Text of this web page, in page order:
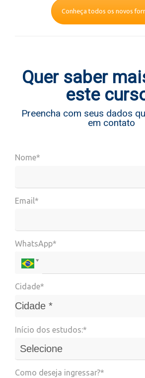
Conheça todos os novos
Quer saber
este
Preencha com seus dados
em contato
Nome*
Email*
WhatsApp*
Cidade*
Cidade *
Cidade*
Início dos estudos:*
Como deseja ingressar?*